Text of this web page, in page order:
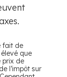
fait de
que
prix de
l’impôt sur